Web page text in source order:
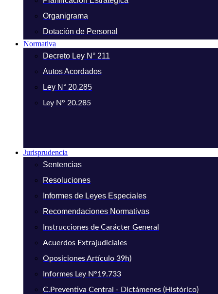
Organigrama
Dotación de Personal
Normativa
Decreto Ley N° 211
Autos Acordados
Ley N° 20.285
Ley N° 20.285
Jurisprudencia
Sentencias
Resoluciones
Informes de Leyes Especiales
Recomendaciones Normativas
Instrucciones de Carácter General
Acuerdos Extrajudiciales
Oposiciones Artículo 39h)
Informes Ley N°19.733
C.Preventiva Central - Dictámenes (Histórico)